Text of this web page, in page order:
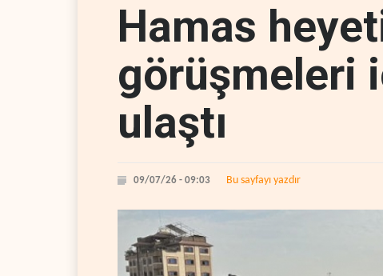
Hamas
görüşmeleri
ulaştı
09/07/26 - 09:03 Bu sayfayı yazdır